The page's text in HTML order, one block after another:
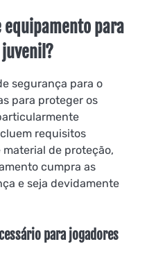
equipamento para
segurança para o
para proteger os
requisitos
de proteção,
cumpra as
e seja devidamente
para jogadores